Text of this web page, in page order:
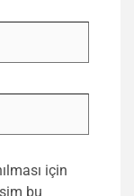
için
bu